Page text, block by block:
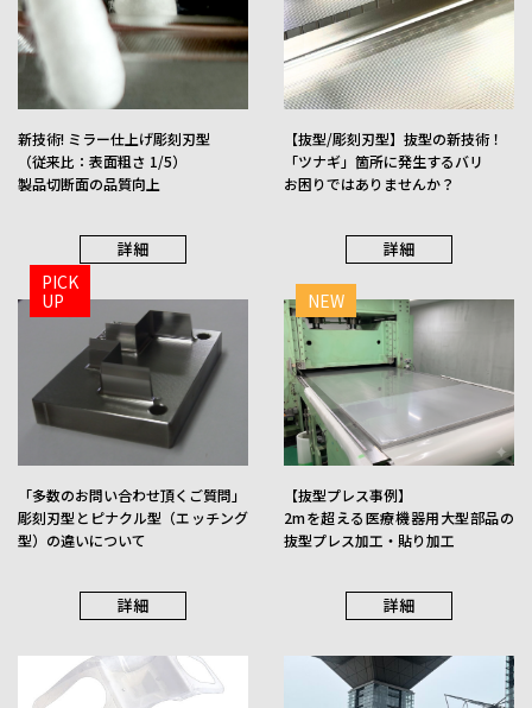
彫刻･ミラー刃型
詳細
精密抜き型
詳細
コンビネーション
詳細
穴カス排出型
詳細
新技術! ミラー仕上げ彫刻刃型
（従来比：表面粗さ 1/5）
製品切断面の品質向上
詳細
【抜型/彫刻刃型】抜型の新技術！
「ツナギ」箇所に発生するバリ
お困りではありませんか？
詳細
PICK
UP
「多数のお問い合わせ頂くご質問」
彫刻刃型とピナクル型（エッチング
型）の違いについて
詳細
NEW
【抜型プレス事例】
2mを超える医療機器用大型部品の
抜型プレス加工・貼り加工
詳細